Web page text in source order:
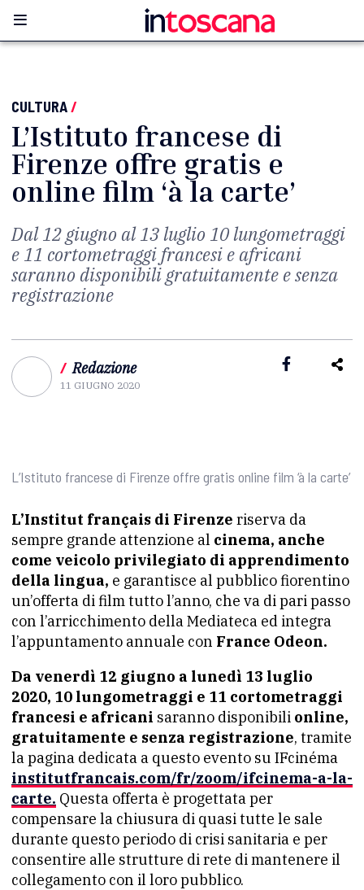
CULTURA/
L’Istituto francese di
Firenze offre gratis e
online film ‘à la carte’
Dal 12 giugno al 13 luglio 10 lungometraggi
e 11 cortometraggi francesi e africani
saranno disponibili gratuitamente e senza
registrazione
/ Redazione
11 GIUGNO 2020
L’Istituto francese di Firenze offre gratis online film ‘à la carte’
L’Institut français di Firenze riserva da
sempre grande attenzione al cinema, anche
come veicolo privilegiato di apprendimento
della lingua, e garantisce al pubblico fiorentino
un’offerta di film tutto l’anno, che va di pari passo
con l’arricchimento della Mediateca ed integra
l’appuntamento annuale con France Odeon.
Da venerdì 12 giugno a lunedì 13 luglio
2020, 10 lungometraggi e 11 cortometraggi
francesi e africani saranno disponibili online,
gratuitamente e senza registrazione, tramite
la pagina dedicata a questo evento su IFcinéma
institutfrancais.com/fr/zoom/ifcinema-a-la-
carte. Questa offerta è progettata per
compensare la chiusura di quasi tutte le sale
durante questo periodo di crisi sanitaria e per
consentire alle strutture di rete di mantenere il
collegamento con il loro pubblico.